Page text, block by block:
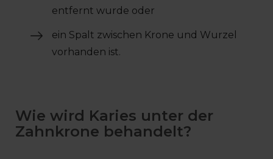
entfernt wurde oder
ein Spalt zwischen Krone und Wurzel
vorhanden ist.
Wie wird Karies unter der
Zahnkrone behandelt?